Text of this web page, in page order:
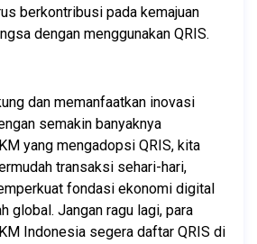
berkontribusi pada kemajuan
dengan menggunakan QRIS.
dan memanfaatkan inovasi
semakin banyaknya
yang mengadopsi QRIS, kita
transaksi sehari-hari,
fondasi ekonomi digital
global. Jangan ragu lagi, para